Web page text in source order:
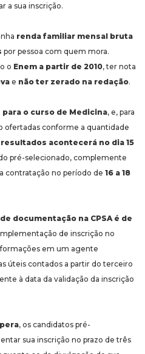
a sua inscrição.
renda familiar mensal bruta
por pessoa com quem mora.
o Enem a partir de 2010, ter nota
e não ter zerado na redação.
para o curso de Medicina, e, para
ofertadas conforme a quantidade
acontecerá no dia 15
pré-selecionado, complemente
contratação no período de 16 a 18
documentação na CPSA é de
de inscrição no
em um agente
úteis contados a partir do terceiro
à data da validação da inscrição
, os candidatos pré-
sua inscrição no prazo de três